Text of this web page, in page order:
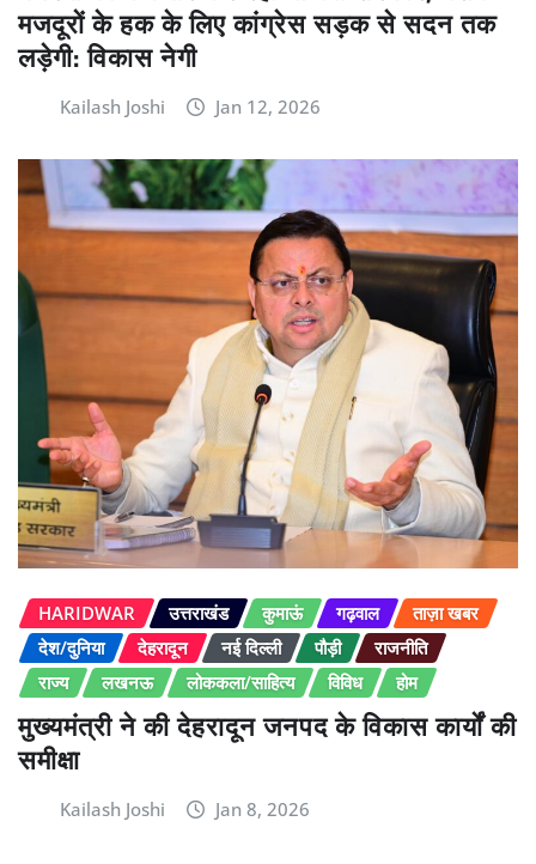
मजदूरों के हक के लिए कांग्रेस सड़क से सदन तक
लड़ेगी: विकास नेगी
Kailash Joshi Jan 12, 2026
HARIDWAR उत्तराखंड कुमाऊं गढ़वाल
ताज़ा खबर
देश/दुनिया
देहरादून नई दिल्ली पौड़ी
राजनीति
राज्य
लखनऊ लोककला/साहित्य विविध होम
मुख्यमंत्री ने की देहरादून जनपद के विकास कार्यों की
समीक्षा
Kailash Joshi Jan 8, 2026